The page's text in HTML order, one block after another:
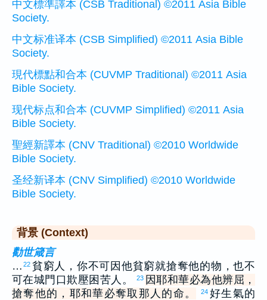
中文標準譯本 (CSB Traditional) ©2011 Asia Bible
Society.
中文标准译本 (CSB Simplified) ©2011 Asia Bible
Society.
現代標點和合本 (CUVMP Traditional) ©2011 Asia
Bible Society.
现代标点和合本 (CUVMP Simplified) ©2011 Asia
Bible Society.
聖經新譯本 (CNV Traditional) ©2010 Worldwide
Bible Society.
圣经新译本 (CNV Simplified) ©2010 Worldwide
Bible Society.
背景 (Context)
勸世箴言
… 22 貧窮人，你不可因他貧窮就搶奪他的物，也不
可在城門口欺壓困苦人。
23 因耶和華必為他辨屈，
搶奪他的，耶和華必奪取那人的命。
24 好生氣的